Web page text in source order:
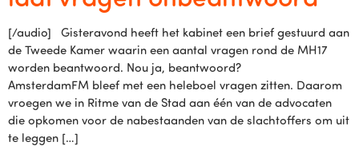
[/audio] Gisteravond heeft het kabinet een brief gestuurd aan
de Tweede Kamer waarin een aantal vragen rond de MH17
worden beantwoord. Nou ja, beantwoord?
AmsterdamFM bleef met een heleboel vragen zitten. Daarom
vroegen we in Ritme van de Stad aan één van de advocaten
die opkomen voor de nabestaanden van de slachtoffers om uit
te leggen […]